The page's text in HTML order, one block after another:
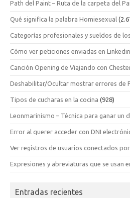
Path del Paint – Ruta de la carpeta del
Qué significa la palabra Homiesexual
Categorías profesionales y sueldos de
Cómo ver peticiones enviadas en
Canción Opening de Viajando con
Deshabilitar/Ocultar mostrar errores de
Tipos de cucharas en la cocina (928)
Leonmarinismo – Técnica para ganar un
Error al querer acceder con DNI
Ver registros de usuarios conectados
Expresiones y abreviaturas que se usan
Entradas recientes